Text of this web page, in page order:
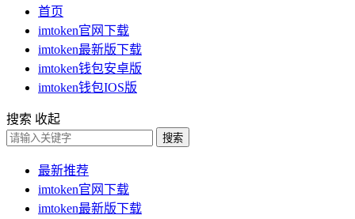
首页
imtoken官网下载
imtoken最新版下载
imtoken钱包安卓版
imtoken钱包IOS版
搜索 收起
搜索
最新推荐
imtoken官网下载
imtoken最新版下载